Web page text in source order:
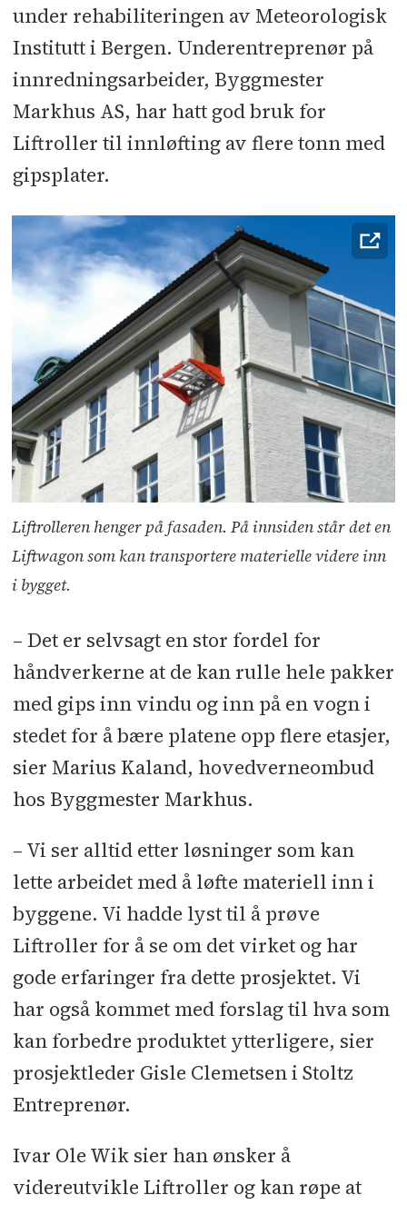
under rehabiliteringen av Meteorologisk
Institutt i Bergen. Underentreprenør på
innredningsarbeider, Byggmester
Markhus AS, har hatt god bruk for
Liftroller til innløfting av flere tonn med
gipsplater.
Liftrolleren henger på fasaden. På innsiden står det en
Liftwagon som kan transportere materielle videre inn
i bygget.
– Det er selvsagt en stor fordel for
håndverkerne at de kan rulle hele pakker
med gips inn vindu og inn på en vogn i
stedet for å bære platene opp flere etasjer,
sier Marius Kaland, hovedverneombud
hos Byggmester Markhus.
– Vi ser alltid etter løsninger som kan
lette arbeidet med å løfte materiell inn i
byggene. Vi hadde lyst til å prøve
Liftroller for å se om det virket og har
gode erfaringer fra dette prosjektet. Vi
har også kommet med forslag til hva som
kan forbedre produktet ytterligere, sier
prosjektleder Gisle Clemetsen i Stoltz
Entreprenør.
Ivar Ole Wik sier han ønsker å
videreutvikle Liftroller og kan røpe at